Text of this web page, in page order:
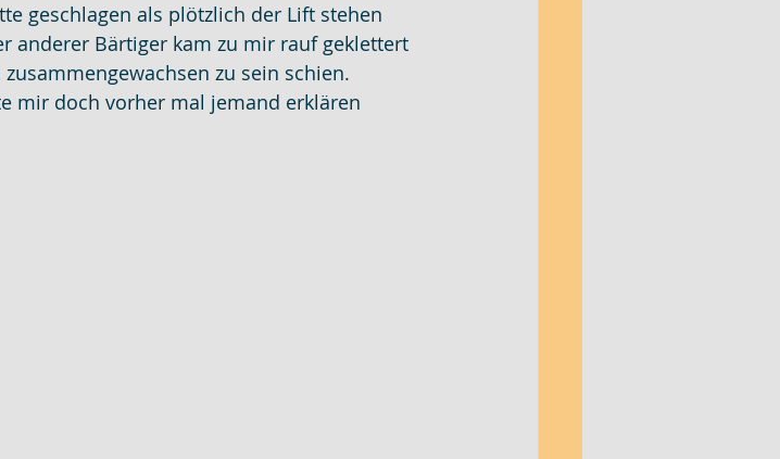
geschlagen als plötzlich der Lift stehen
anderer Bärtiger kam zu mir rauf geklettert
zu sein schien.
mir doch vorher mal jemand erklären